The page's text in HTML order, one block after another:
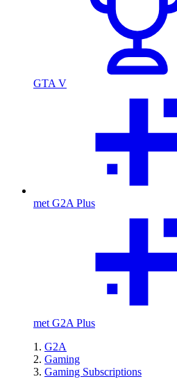
GTA V
met G2A Plus
met G2A Plus
G2A
Gaming
Gaming Subscriptions